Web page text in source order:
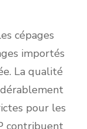
cépages
importés
La qualité
pour les
contribuent